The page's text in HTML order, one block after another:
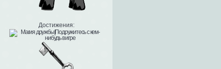
Достижения: